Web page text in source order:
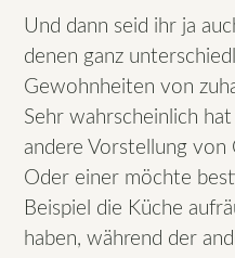
Und dann seid ihr ja
denen ganz
Gewohnheiten von
Sehr wahrscheinlich
andere Vorstellung von
Oder einer möchte
Beispiel die Küche
haben, während der